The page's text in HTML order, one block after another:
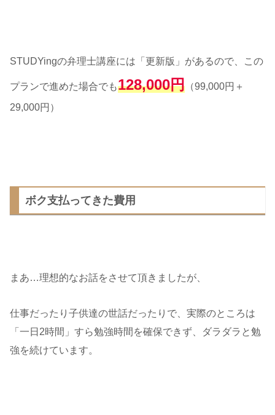
STUDYingの弁理士講座には「更新版」があるので、この
プランで進めた場合でも128,000円 （99,000円＋
29,000円）
ボク支払ってきた費用
まあ…理想的なお話をさせて頂きましたが、
仕事だったり子供達の世話だったりで、実際のところは
「一日2時間」すら勉強時間を確保できず、ダラダラと勉
強を続けています。